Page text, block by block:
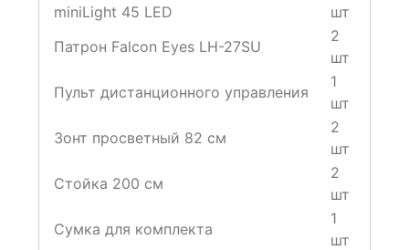
miniLight 45 LED
шт
Патрон Falcon Eyes LH-27SU
2
шт
Пульт дистанционного управления
1
шт
Зонт просветный 82 см
2
шт
Стойка 200 см
2
шт
Сумка для комплекта
1
шт